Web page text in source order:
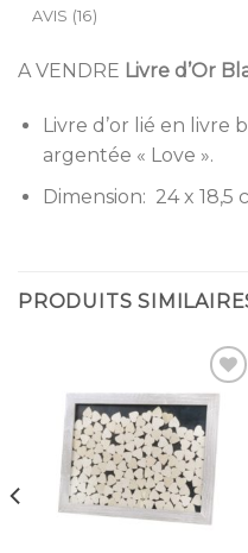
AVIS (16)
A VENDRE Livre d’Or
Livre d’or lié en livre
argentée « Love ».
Dimension: 24 x 18,5
PRODUITS
Ajouter
d’envies